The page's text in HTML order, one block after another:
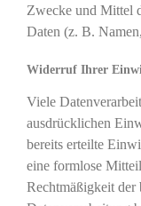
Zwecke und Mittel
Daten (z. B.
Widerruf Ihrer
Viele
ausdrücklichen
bereits erteilte
eine formlose
Rechtmäßigkeit